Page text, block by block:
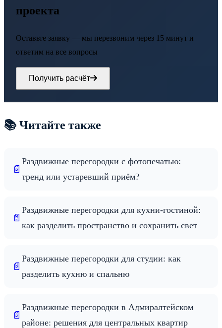
проекта
Оставьте заявку — мы перезвоним через 15 минут и
ответим на все вопросы
Получить расчёт
📚 Читайте также
📄
Раздвижные перегородки с фотопечатью:
тренд или устаревший приём?
📄
Раздвижные перегородки для кухни-гостиной:
как разделить пространство и сохранить свет
📄
Раздвижные перегородки для студии: как
разделить кухню и спальню
📄
Раздвижные перегородки в Адмиралтейском
районе: решения для центральных квартир